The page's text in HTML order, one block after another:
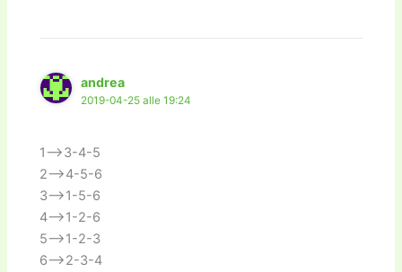
andrea
2019-04-25 alle 19:24
1—>3-4-5
2—>4-5-6
3—>1-5-6
4—>1-2-6
5—>1-2-3
6—>2-3-4